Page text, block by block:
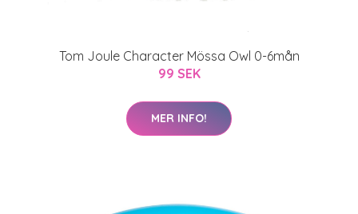
Tom Joule Character Mössa Owl 0-6mån
99 SEK
MER INFO!